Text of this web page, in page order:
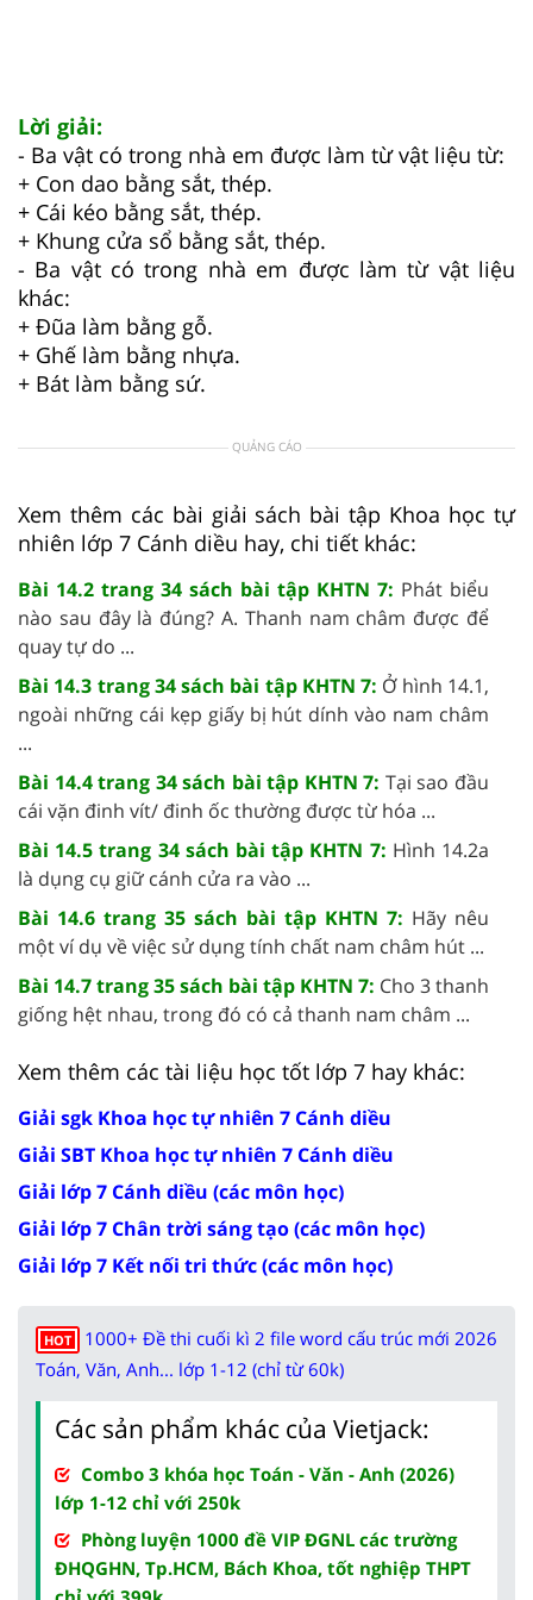
Lời giải:
- Ba vật có trong nhà em được làm từ vật liệu từ:
+ Con dao bằng sắt, thép.
+ Cái kéo bằng sắt, thép.
+ Khung cửa sổ bằng sắt, thép.
- Ba vật có trong nhà em được làm từ vật liệu
khác:
+ Đũa làm bằng gỗ.
+ Ghế làm bằng nhựa.
+ Bát làm bằng sứ.
QUẢNG CÁO
Xem thêm các bài giải sách bài tập Khoa học tự
nhiên lớp 7 Cánh diều hay, chi tiết khác:
Bài 14.2 trang 34 sách bài tập KHTN 7: Phát biểu
nào sau đây là đúng? A. Thanh nam châm được để
quay tự do ...
Bài 14.3 trang 34 sách bài tập KHTN 7: Ở hình 14.1,
ngoài những cái kẹp giấy bị hút dính vào nam châm
...
Bài 14.4 trang 34 sách bài tập KHTN 7: Tại sao đầu
cái vặn đinh vít/ đinh ốc thường được từ hóa ...
Bài 14.5 trang 34 sách bài tập KHTN 7: Hình 14.2a
là dụng cụ giữ cánh cửa ra vào ...
Bài 14.6 trang 35 sách bài tập KHTN 7: Hãy nêu
một ví dụ về việc sử dụng tính chất nam châm hút ...
Bài 14.7 trang 35 sách bài tập KHTN 7: Cho 3 thanh
giống hệt nhau, trong đó có cả thanh nam châm ...
Xem thêm các tài liệu học tốt lớp 7 hay khác:
Giải sgk Khoa học tự nhiên 7 Cánh diều
Giải SBT Khoa học tự nhiên 7 Cánh diều
Giải lớp 7 Cánh diều (các môn học)
Giải lớp 7 Chân trời sáng tạo (các môn học)
Giải lớp 7 Kết nối tri thức (các môn học)
HOT
1000+ Đề thi cuối kì 2 file word cấu trúc mới 2026
Toán, Văn, Anh... lớp 1-12 (chỉ từ 60k)
Các sản phẩm khác của Vietjack:
Combo 3 khóa học Toán - Văn - Anh (2026)
lớp 1-12 chỉ với 250k
Phòng luyện 1000 đề VIP ĐGNL các trường
ĐHQGHN, Tp.HCM, Bách Khoa, tốt nghiệp THPT